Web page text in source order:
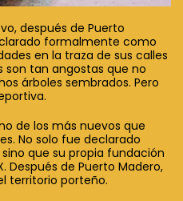
después de Puerto
formalmente como
en la traza de sus calles
son tan angostas que no
árboles sembrados. Pero
de los más nuevos que
No solo fue declarado
que su propia fundación
Después de Puerto Madero,
en el territorio porteño.